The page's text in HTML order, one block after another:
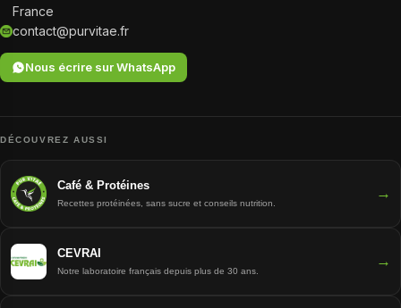
France
contact@purvitae.fr
Nous écrire sur WhatsApp
DÉCOUVREZ AUSSI
Café & Protéines
Recettes protéinées, sans sucre et conseils nutrition.
→
CEVRAI
Notre laboratoire français depuis plus de 30 ans.
→